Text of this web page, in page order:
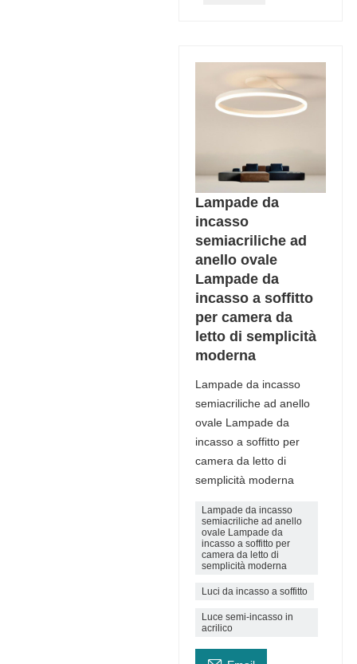
Lampade da
incasso
semiacriliche ad
anello ovale
Lampade da
incasso a soffitto
per camera da
letto di semplicità
moderna
Lampade da incasso
semiacriliche ad anello
ovale Lampade da
incasso a soffitto per
camera da letto di
semplicità moderna
Lampade da incasso
semiacriliche ad anello
ovale Lampade da
incasso a soffitto per
camera da letto di
semplicità moderna
Luci da incasso a soffitto
Luce semi-incasso in
acrilico